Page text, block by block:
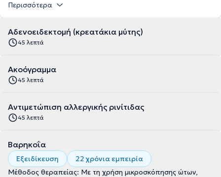
Περισσότερα
Αδενοειδεκτομή (κρεατάκια μύτης)
45 λεπτά
Ακοόγραμμα
45 λεπτά
Αντιμετώπιση αλλεργικής ρινίτιδας
45 λεπτά
Βαρηκοΐα
Εξειδίκευση
22 χρόνια εμπειρία
Μέθοδος θεραπείας: Με τη χρήση μικροσκόπησης ώτων,